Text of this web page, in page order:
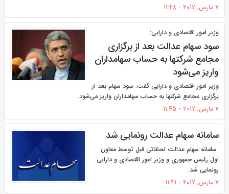
7 مارس, 2017 - 11:48
وزیر امور اقتصادی و دارایی:
سود سهام عدالت بعد از برگزاری
مجامع شرکتها به حساب سهامداران
واریز می‌شود
وزیر امور اقتصادی و دارایی گفت: سود سهام بعد از
برگزاری مجامع شرکتها به حساب سهامداران واریز می‌شود.
7 مارس, 2017 - 11:45
سامانه سهام عدالت رونمایی شد
سامانه سهام عدالت لحظاتی قبل توسط معاون
اول رئیس جمهوری و وزیر امور اقتصادی و دارایی
رونمایی شد.
7 مارس, 2017 - 11:41